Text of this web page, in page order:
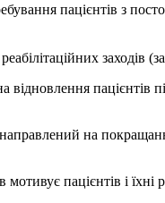
пацієнтів з
заходів
відновлення
на
мотивує пацієнтів і